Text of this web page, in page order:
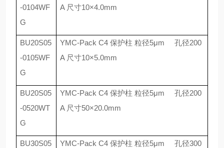
-0104WF
G
A 尺寸10×4.0mm
BU20S05
-0105WF
G
YMC-Pack C4 保护柱 粒径5μm 孔径200
A 尺寸10×5.0mm
BU20S05
-0520WT
G
YMC-Pack C4 保护柱 粒径5μm 孔径200
A 尺寸50×20.0mm
BU30S05
YMC-Pack C4 保护柱 粒径5μm 孔径300